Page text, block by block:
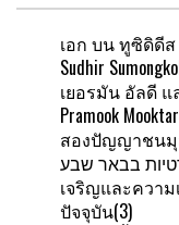
เอก บนทูซิดิดีส
Sudhir
เยอรมัน อัลดี แ
Pramook
สองปัญญาชนมุ
เจริญและควา
ปัจจุบัน(3)